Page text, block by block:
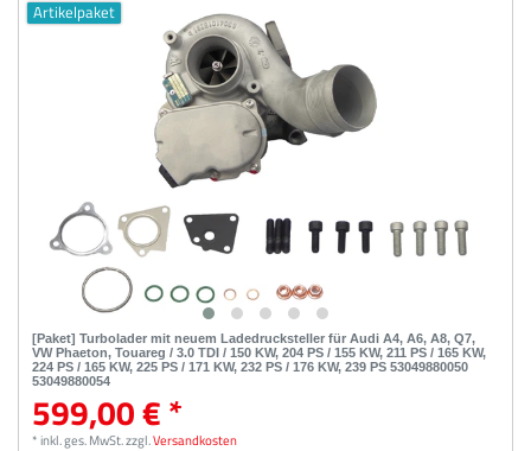
Artikelpaket
[Paket] Turbolader mit neuem Ladedrucksteller für Audi A4, A6, A8, Q7,
VW Phaeton, Touareg / 3.0 TDI / 150 KW, 204 PS / 155 KW, 211 PS / 165 KW,
224 PS / 165 KW, 225 PS / 171 KW, 232 PS / 176 KW, 239 PS 53049880050
53049880054
599,00 € *
*inkl. ges. MwSt.zzgl.Versandkosten